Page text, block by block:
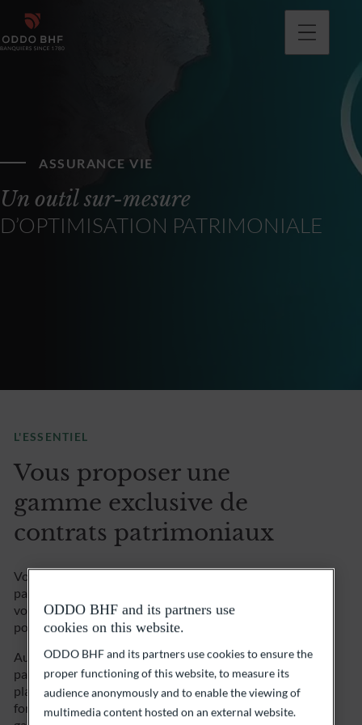
ASSURANCE VIE
Un outil sur-mesure
D’OPTIMISATION PATRIMONIALE
L'ESSENTIEL
Vous proposer une
gamme exclusive de
contrats patrimoniaux
Vous connaissez sans doute l’Assurance Vie, cet outil
patrimonial par excellence. En revanche, connaissez-
vous ce qui fait de ODDO BHF, un partenaire de choix
pour l’optimisation de votre patrimoine ?
Aujourd’hui, nos chargés de relations ont établi des
partenariats solides avec des assureurs de premier
plan, répondant aux besoins d’une clientèle privée,
fortunée et internationale. Ainsi, vous profitez d’une
ODDO BHF and its partners use
cookies on this website.
ODDO BHF and its partners use cookies to ensure the
proper functioning of this website, to measure its
audience anonymously and to enable the viewing of
multimedia content hosted on an external website.